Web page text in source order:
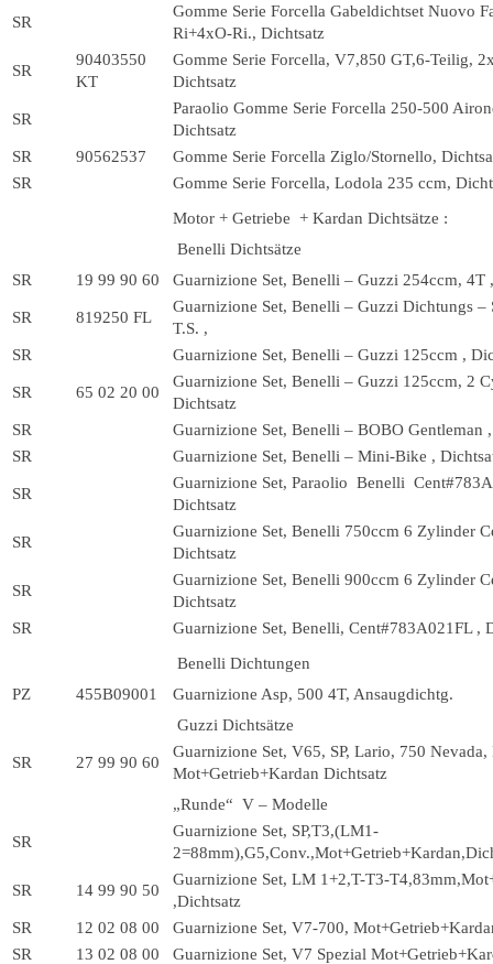
SR
Gomme Serie Forcella Gabeldichtset Nuovo
Ri+4xO-Ri., Dichtsatz
SR
90403550
KT
Gomme Serie Forcella, V7,850 GT,6-Teilig,
Dichtsatz
SR
Paraolio Gomme Serie Forcella 250-500
Dichtsatz
SR
90562537
Gomme Serie Forcella Ziglo/Stornello,
SR
Gomme Serie Forcella, Lodola 235 ccm,
Motor + Getriebe + Kardan Dichtsätze :
Benelli Dichtsätze
SR
19 99 90 60 Guarnizione Set, Benelli – Guzzi 254ccm, 4T
SR 819250 FL
Guarnizione Set, Benelli – Guzzi Dichtungs
T.S. ,
SR
Guarnizione Set, Benelli – Guzzi 125ccm ,
SR 65 02 20 00
Guarnizione Set, Benelli – Guzzi 125ccm, 2
Dichtsatz
SR
Guarnizione Set, Benelli – BOBO Gentleman
SR
Guarnizione Set, Benelli – Mini-Bike ,
SR
Guarnizione Set, Paraolio Benelli
Dichtsatz
SR
Guarnizione Set, Benelli 750ccm 6 Zylinder
Dichtsatz
SR
Guarnizione Set, Benelli 900ccm 6 Zylinder
Dichtsatz
SR
Guarnizione Set, Benelli, Cent#783A021FL ,
Benelli Dichtungen
PZ
455B09001
Guarnizione Asp, 500 4T, Ansaugdichtg.
Guzzi Dichtsätze
SR 27 99 90 60
Guarnizione Set, V65, SP, Lario, 750
Mot+Getrieb+Kardan Dichtsatz
„Runde“ V – Modelle
SR
Guarnizione Set, SP,T3,(LM1-
SR 14 99 90 50
Guarnizione Set, LM 1+2,T-T3-
,Dichtsatz
SR
12 02 08 00
Guarnizione Set, V7-700,
SR
13 02 08 00 Guarnizione Set, V7 Spezial